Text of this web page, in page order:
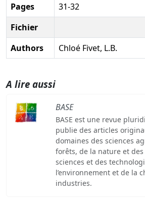
Pages
31-32
Fichier
Authors
Chloé Fivet, L.B.
A lire aussi
BASE
BASE est une revue
publie des articles
domaines des sciences
forêts, de la nature et des
sciences et des
l’environnement et de la
industries.